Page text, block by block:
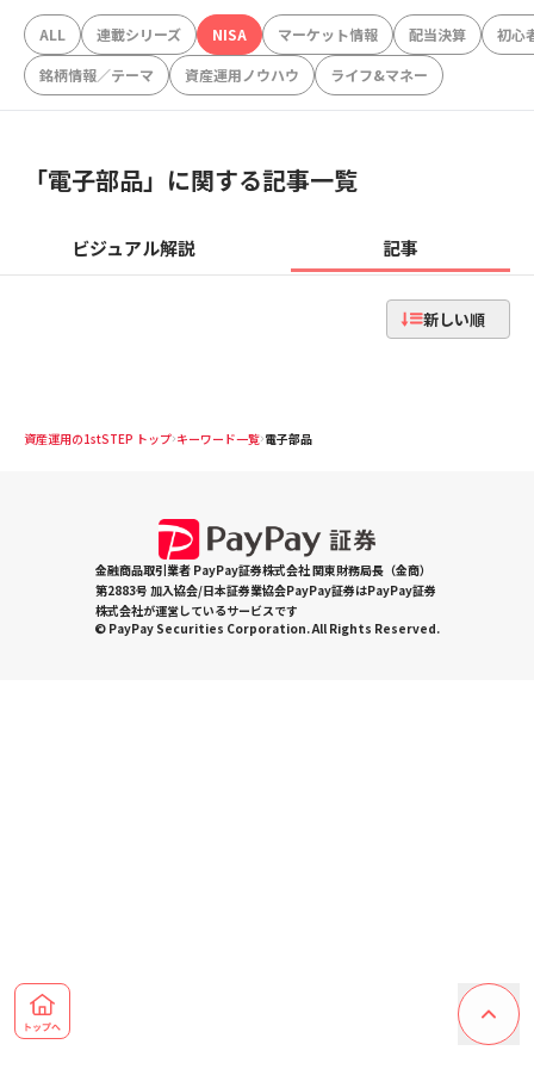
ALL 連載シリーズ NISA マーケット情報 配当決算
初心
銘柄情報／テーマ
資産運用ノウハウ ライフ&マネー
「電子部品」に関する記事一覧
ビジュアル解説 記事
新しい順
資産運用の1stSTEP トップ キーワード一覧 電子部品
金融商品取引業者 PayPay証券株式会社 関東財務局長（金商）
第2883号 加入協会/日本証券業協会PayPay証券はPayPay証券
株式会社が運営しているサービスです
© PayPay Securities Corporation. All Rights Reserved.